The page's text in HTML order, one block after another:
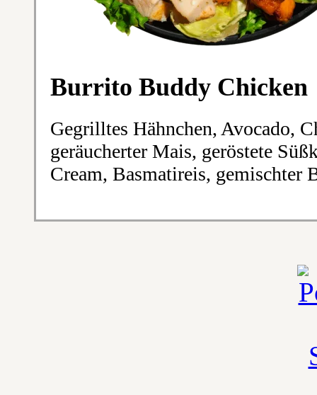
Burrito Buddy Chicken
Gegrilltes Hähnchen, Avocado,
geräucherter Mais, geröstete
Cream, Basmatireis, gemischter